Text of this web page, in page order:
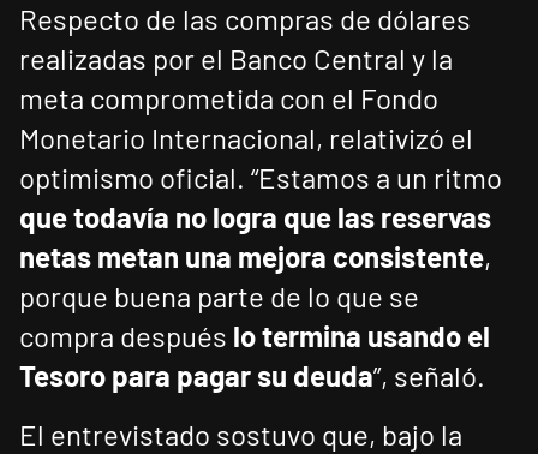
Respecto de las compras de dólares
realizadas por el Banco Central y la
meta comprometida con el Fondo
Monetario Internacional, relativizó el
optimismo oficial. “Estamos a un ritmo
que todavía no logra que las reservas
netas metan una mejora consistente,
porque buena parte de lo que se
compra después lo termina usando el
Tesoro para pagar su deuda”, señaló.
El entrevistado sostuvo que, bajo la